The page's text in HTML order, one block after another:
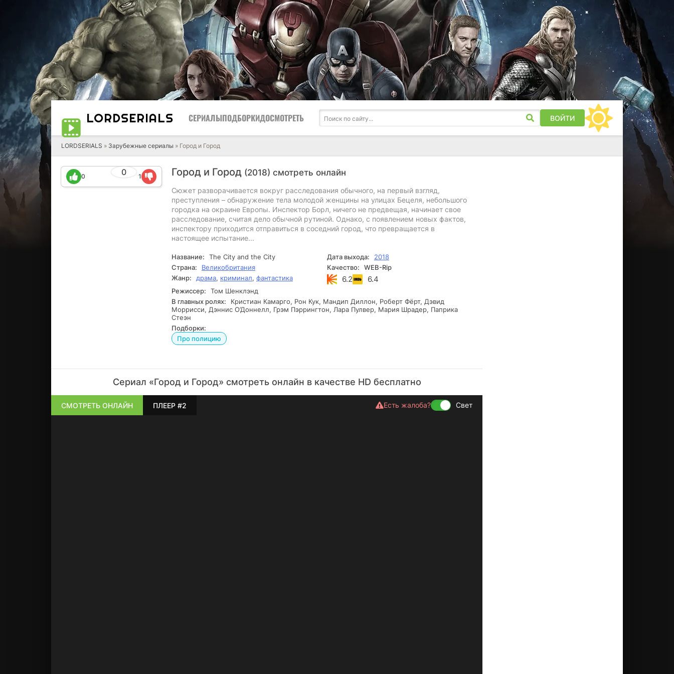
LORDSERIALS СЕРИАЛЫПОДБОРКИДОСМОТРЕТЬ ВОЙТИ
LORDSERIALS » Зарубежные сериалы » Город и Город
Город и Город (2018) смотреть онлайн
0
0 1
Сюжет разворачивается вокруг расследования обычного, на первый взгляд,
преступления – обнаружение тела молодой женщины на улицах Бецеля, небольшого
городка на окраине Европы. Инспектор Борл, ничего не предвещая, начинает свое
расследование, считая дело обычной рутиной. Однако, с появлением новых фактов,
инспектору приходится отправиться в соседний город, что превращается в
настоящее испытание...
Название: The City and the City Дата выхода:
2018
Страна:
Великобритания Качество:
WEB-Rip
Жанр:
драма, криминал, фантастика 6.2 6.4
Режиссер:
Том Шенклэнд
В главных ролях:
Кристиан Камарго, Рон Кук, Мандип Диллон, Роберт Фёрт, Дэвид
Моррисси, Дэннис О’Доннелл, Грэм Пэррингтон, Лара Пулвер, Мария Шрадер, Паприка
Стеэн
Подборки:
Про полицию
Сериал «Город и Город» смотреть онлайн в качестве HD бесплатно
СМОТРЕТЬ ОНЛАЙН ПЛЕЕР #2 Есть жалоба? Свет